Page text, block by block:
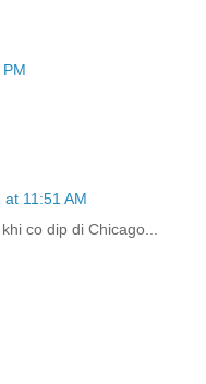
11:51 AM
co dip di Chicago...